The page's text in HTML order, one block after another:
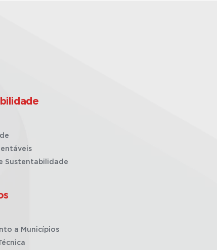
Sustentabilidade
a Municípios